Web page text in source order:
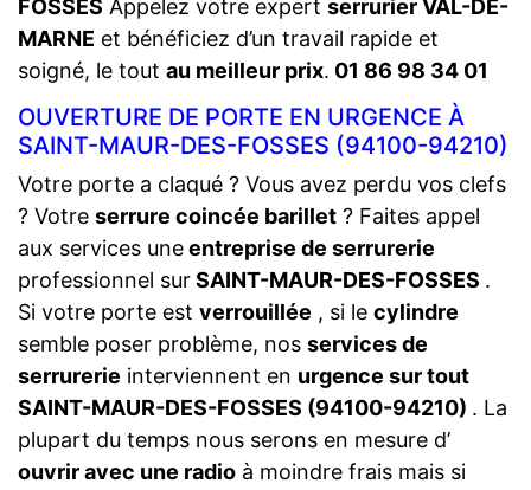
FOSSES Appelez votre expert serrurier VAL-DE-
MARNE et bénéficiez d’un travail rapide et
soigné, le tout au meilleur prix. 01 86 98 34 01
OUVERTURE DE PORTE EN URGENCE À
SAINT-MAUR-DES-FOSSES (94100-94210)
Votre porte a claqué ? Vous avez perdu vos clefs
? Votre serrure coincée barillet ? Faites appel
aux services uneentreprise de serrurerie
professionnel surSAINT-MAUR-DES-FOSSES .
Si votre porte est verrouillée , si le cylindre
semble poser problème, nos services de
serrurerie interviennent en urgence sur tout
SAINT-MAUR-DES-FOSSES (94100-94210) . La
plupart du temps nous serons en mesure d’
ouvrir avec une radio à moindre frais mais si